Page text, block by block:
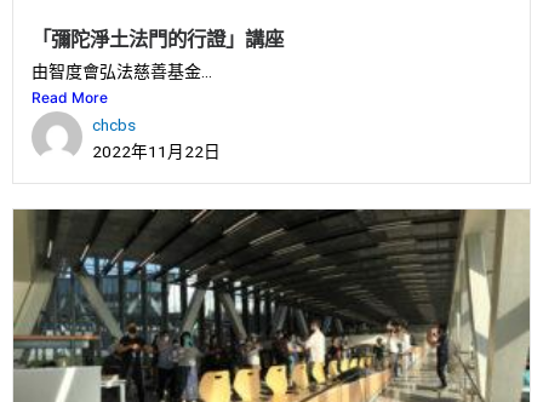
「彌陀淨土法門的行證」講座
由智度會弘法慈善基金...
Read More
chcbs
2022年11月22日